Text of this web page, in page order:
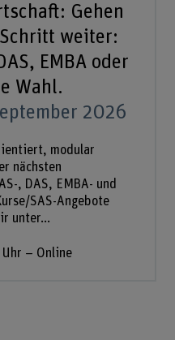
Gehen
weiter:
EMBA oder
Wahl.
2026
modular
nächsten
, DAS, EMBA- und
SAS-Angebote
unter...
– Online